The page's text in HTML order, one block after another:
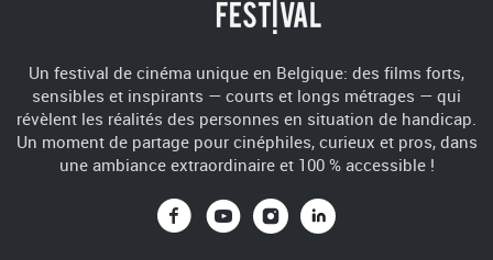
Un festival de cinéma unique en Belgique: des films forts,
sensibles et inspirants — courts et longs métrages — qui
révèlent les réalités des personnes en situation de handicap.
Un moment de partage pour cinéphiles, curieux et pros, dans
une ambiance extraordinaire et 100 % accessible !
Vers Facebook